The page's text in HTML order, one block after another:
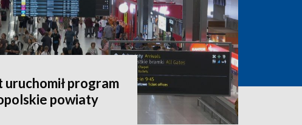
program
powiaty